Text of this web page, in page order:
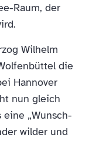
Raum, der
Wilhelm
die
Hannover
nun gleich
„Wunsch-
wilder und